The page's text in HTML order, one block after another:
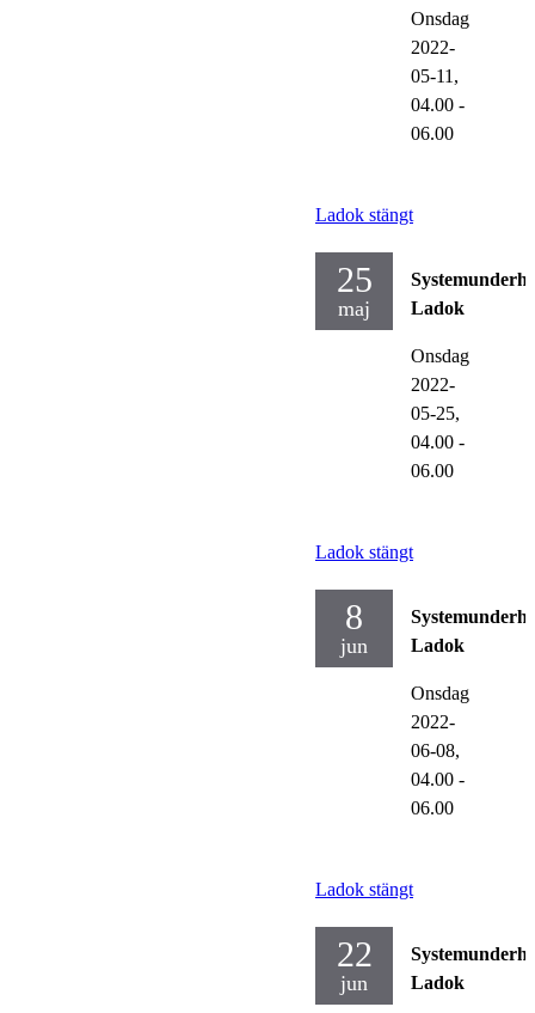
Onsdag
2022-
05-11,
04.00 -
06.00
Ladok stängt
25
maj
Ladok
Onsdag
2022-
05-25,
04.00 -
06.00
Ladok stängt
8
jun
Ladok
Onsdag
2022-
06-08,
04.00 -
06.00
Ladok stängt
22
jun
Ladok